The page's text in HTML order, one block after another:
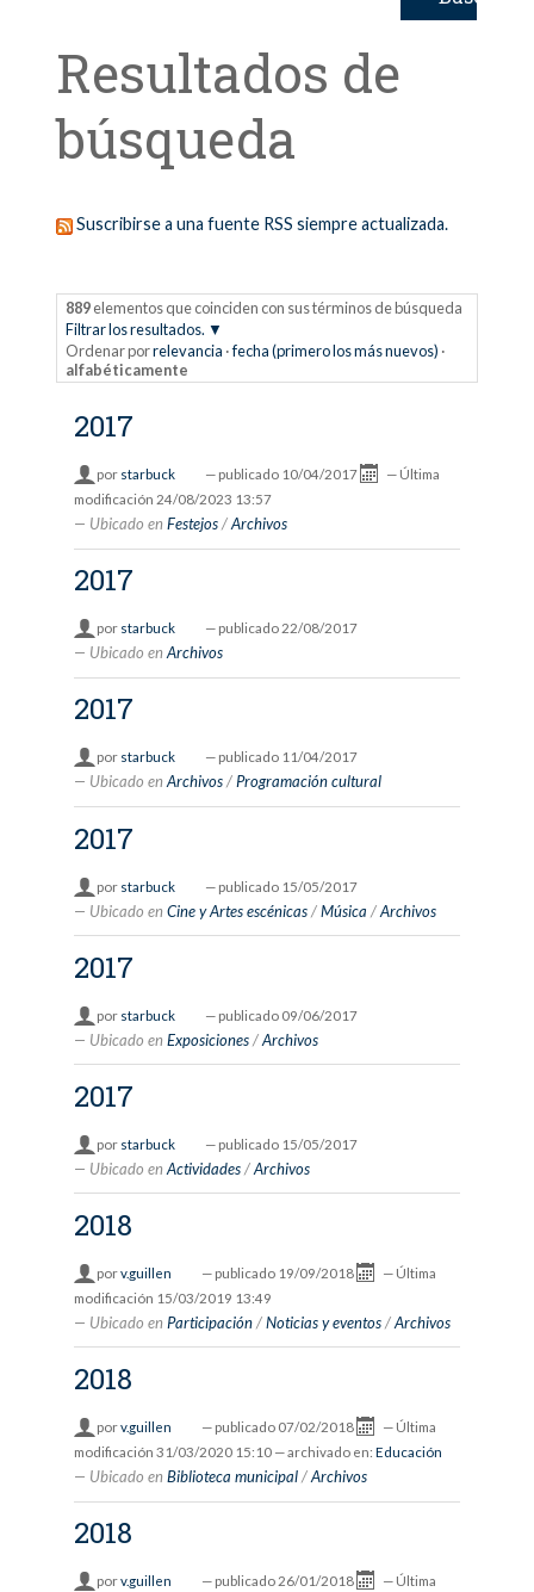
Resultados de
búsqueda
Suscribirse a una fuente RSS siempre actualizada.
889elementos que coinciden con sus términos de búsqueda
Filtrar los resultados.
Ordenar porrelevancia ·fecha (primero los más nuevos) ·
alfabéticamente
2017
por starbuck — publicado 10/04/2017 — Última
modificación 24/08/2023 13:57
Ubicado en Festejos /Archivos
2017
por starbuck — publicado 22/08/2017
Ubicado en Archivos
2017
por starbuck — publicado 11/04/2017
Ubicado en Archivos /Programación cultural
2017
por starbuck — publicado 15/05/2017
Ubicado en Cine y Artes escénicas /Música /Archivos
2017
por starbuck — publicado 09/06/2017
Ubicado en Exposiciones /Archivos
2017
por starbuck — publicado 15/05/2017
Ubicado en Actividades /Archivos
2018
porv.guillen — publicado 19/09/2018 — Última
modificación 15/03/2019 13:49
Ubicado en Participación /Noticias y eventos /Archivos
2018
porv.guillen — publicado 07/02/2018 — Última
modificación 31/03/2020 15:10 — archivado en: Educación
Ubicado en Biblioteca municipal /Archivos
2018
porv.guillen — publicado 26/01/2018 — Última